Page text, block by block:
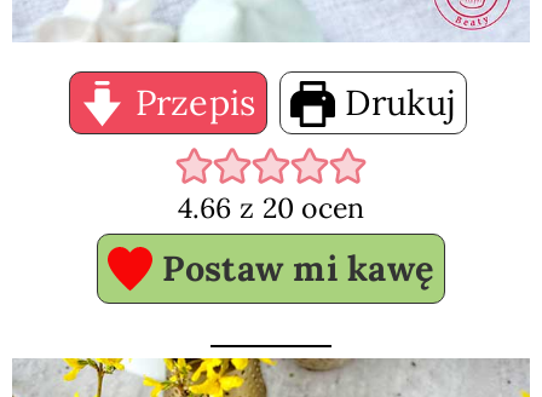
Przepis Drukuj
4.66 z 20 ocen
Postaw mi kawę